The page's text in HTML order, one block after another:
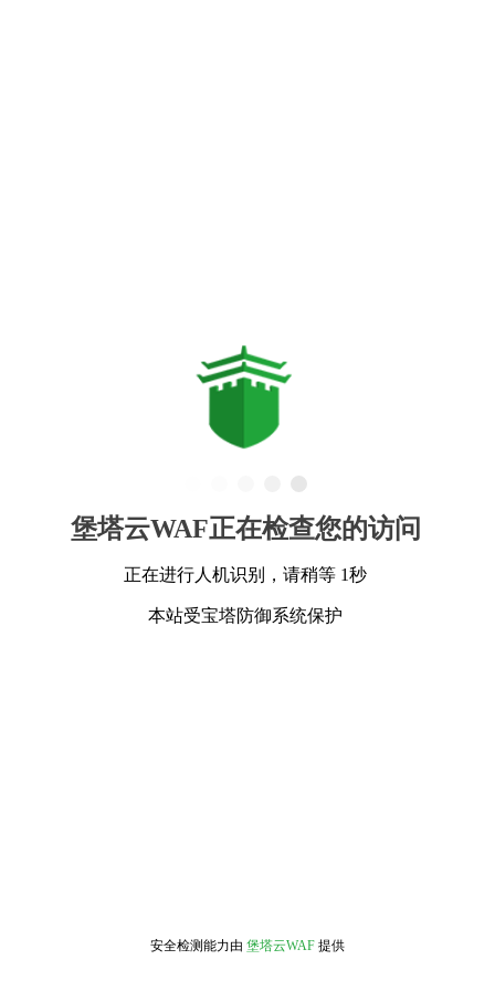
堡塔云WAF正在检查您的访问
正在进行人机识别，请稍等 1秒
本站受宝塔防御系统保护
安全检测能力由 堡塔云WAF 提供